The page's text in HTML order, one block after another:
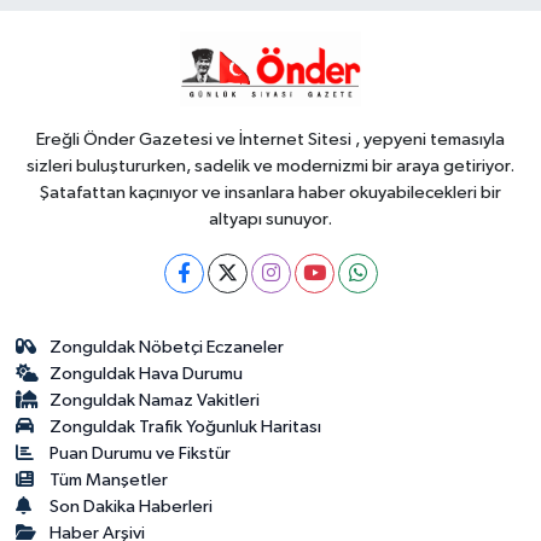
ediliyor
Ereğli Önder Gazetesi ve İnternet Sitesi , yepyeni temasıyla
sizleri buluştururken, sadelik ve modernizmi bir araya getiriyor.
Şatafattan kaçınıyor ve insanlara haber okuyabilecekleri bir
altyapı sunuyor.
Zonguldak Nöbetçi Eczaneler
Zonguldak Hava Durumu
Zonguldak Namaz Vakitleri
Zonguldak Trafik Yoğunluk Haritası
Puan Durumu ve Fikstür
Tüm Manşetler
Son Dakika Haberleri
Haber Arşivi